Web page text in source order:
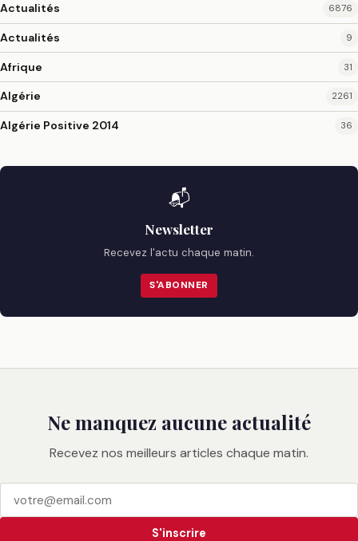
Actualités 6876
Actualités 9
Afrique 31
Algérie 2261
Algérie Positive 2014 36
📬
Newsletter
Recevez l'actu chaque matin.
S'ABONNER
Ne manquez aucune actualité
Recevez nos meilleurs articles chaque matin.
S'inscrire